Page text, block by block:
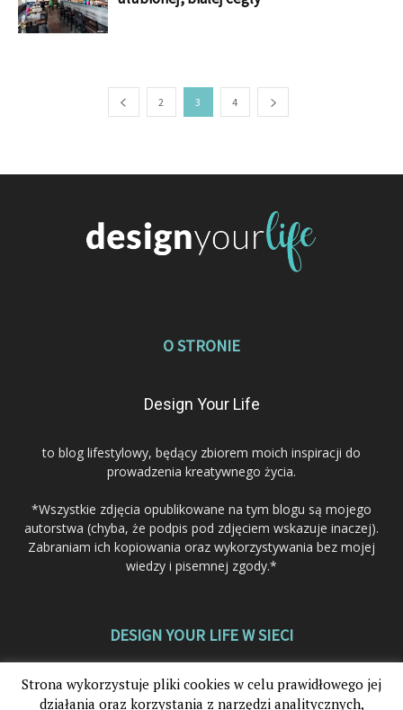
2 3 4
O STRONIE
Design Your Life
to blog lifestylowy, będący zbiorem moich inspiracji do
prowadzenia kreatywnego życia.
*Wszystkie zdjęcia opublikowane na tym blogu są mojego
autorstwa (chyba, że podpis pod zdjęciem wskazuje inaczej).
Zabraniam ich kopiowania oraz wykorzystywania bez mojej
wiedzy i pisemnej zgody.*
DESIGN YOUR LIFE W SIECI
Strona wykorzystuje pliki cookies w celu prawidłowego jej
działania oraz korzystania z narzędzi analitycznych,